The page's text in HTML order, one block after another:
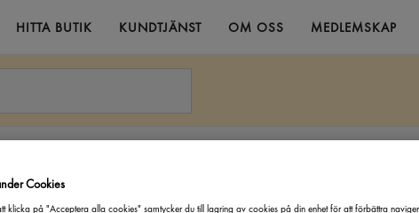
HITTA BUTIK KUNDTJÄNST OM OSS MEDLEMSKAP
Cookies
klicka på "Acceptera alla cookies" samtycker du till lagring av cookies på din enhet för att förbättra